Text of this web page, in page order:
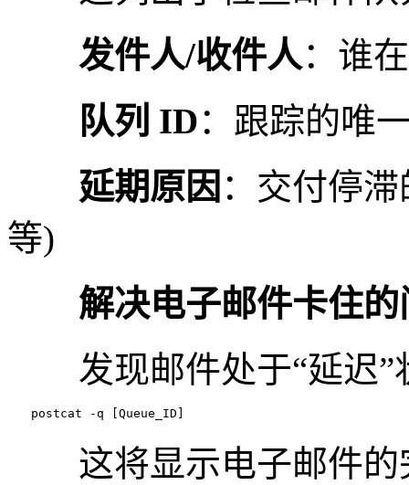
发件人/收件人：谁
队列 ID：跟踪的唯
延期原因 ：交付停
等)
解决电子邮件卡住的
发现邮件处于“延迟”
postcat -q [Queue_ID]
这将显示电子邮件的